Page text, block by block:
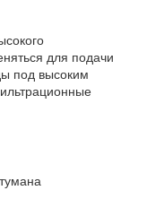
для подачи
под высоким